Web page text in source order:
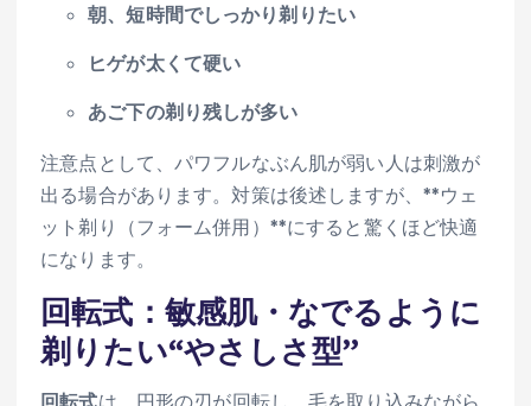
朝、短時間でしっかり剃りたい
ヒゲが太くて硬い
あご下の剃り残しが多い
注意点として、パワフルなぶん肌が弱い人は刺激が
出る場合があります。対策は後述しますが、**ウェ
ット剃り（フォーム併用）**にすると驚くほど快適
になります。
回転式：敏感肌・なでるように
剃りたい“やさしさ型”
回転式は、円形の刃が回転し、毛を取り込みながら